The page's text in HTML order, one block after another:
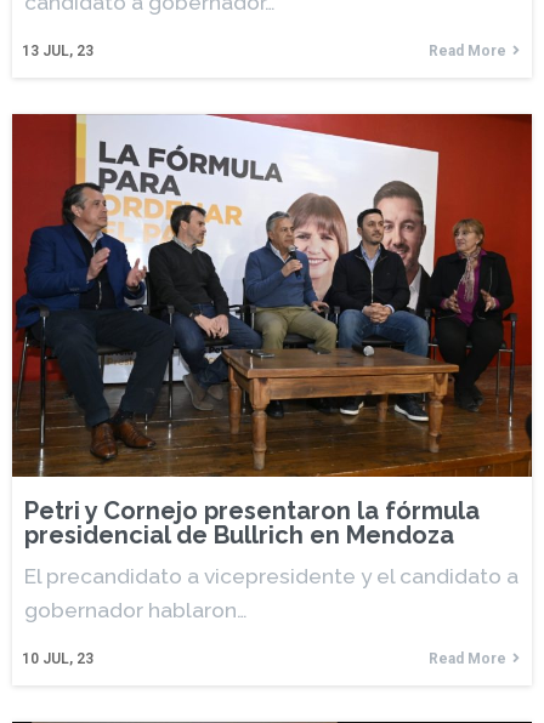
13 JUL, 23 Read More
Petri y Cornejo presentaron la fórmula
presidencial de Bullrich en Mendoza
10 JUL, 23
El precandidato a vicepresidente y el candidato a
gobernador hablaron…
Read More